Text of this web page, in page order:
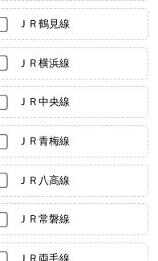
ＪＲ鶴見線
ＪＲ横浜線
ＪＲ中央線
ＪＲ青梅線
ＪＲ八高線
ＪＲ常磐線
ＪＲ両毛線